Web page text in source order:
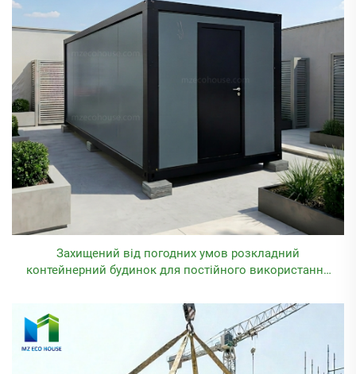
Захищений від погодних умов розкладний
контейнерний будинок для постійного використання